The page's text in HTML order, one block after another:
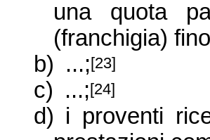
una quota
(franchigia)
b) ...;[23]
c) ...;[24]
d) i proventi